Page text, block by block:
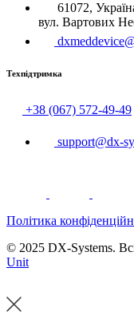
61072,
вул. Вартових
Техпідтримка
+38 (067) 572-49-49
support@dx-
Політика
© 2025 DX-Systems.
Unit